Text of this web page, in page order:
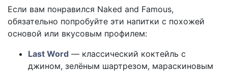
Если вам понравился Naked and Famous,
обязательно попробуйте эти напитки с похожей
основой или вкусовым профилем:
Last Word — классический коктейль с
джином, зелёным шартрезом, мараскиновым